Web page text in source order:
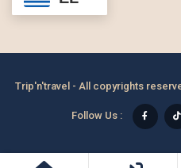
Trip'n'travel - All copyrights
Follow Us :